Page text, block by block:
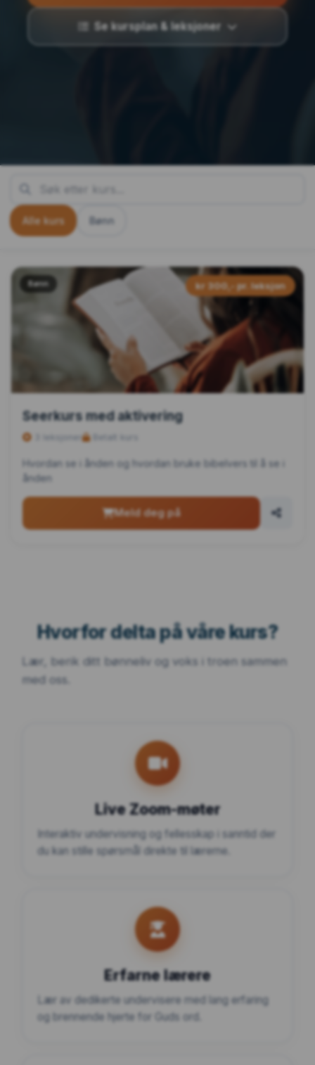
Se kursplan & leksjoner
Alle kurs Bønn
Bønn kr 300,- pr. leksjon
Seerkurs med aktivering
3 leksjoner Betalt kurs
Hvordan se i ånden og hvordan bruke bibelvers til å se i
ånden
Meld deg på
Hvorfor delta på våre kurs?
Lær, berik ditt bønneliv og voks i troen sammen
med oss.
Live Zoom-møter
Interaktiv undervisning og fellesskap i sanntid der
du kan stille spørsmål direkte til lærerne.
Erfarne lærere
Lær av dedikerte undervisere med lang erfaring
og brennende hjerte for Guds ord.